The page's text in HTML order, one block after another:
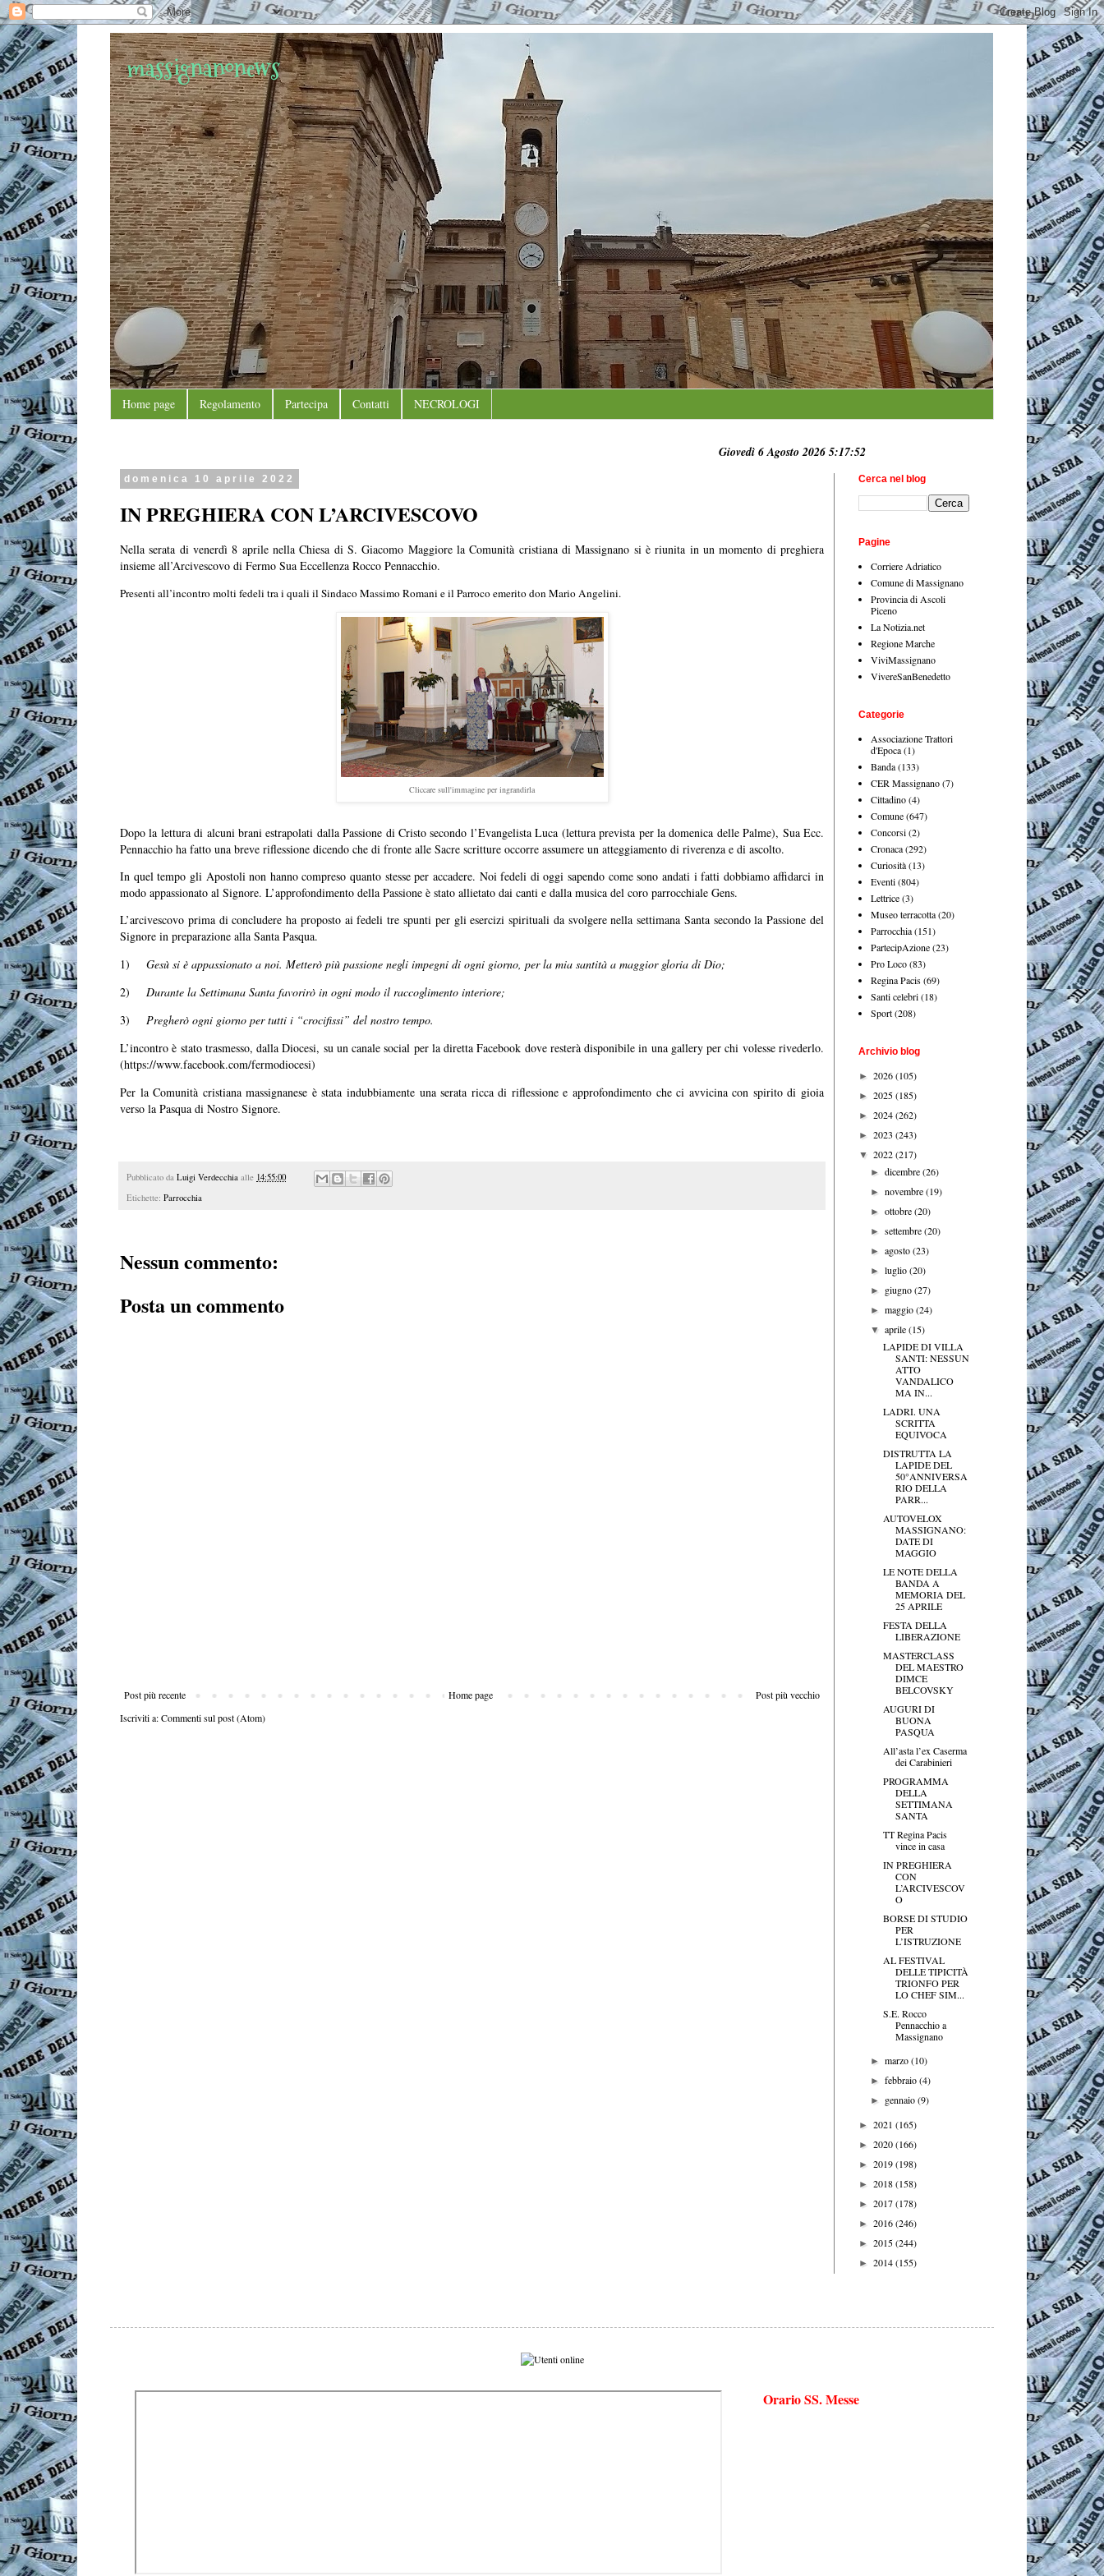
massignanonews
Home page Regolamento Partecipa Contatti NECROLOGI
Giovedì 6 Agosto 2026 5:17:53
domenica 10 aprile 2022
IN PREGHIERA CON L’ARCIVESCOVO
Nella serata di venerdì 8 aprile nella Chiesa di S. Giacomo Maggiore la Comunità cristiana di Massignano si è riunita in un momento di preghiera
insieme all’Arcivescovo di Fermo Sua Eccellenza Rocco Pennacchio.
Presenti all’incontro molti fedeli tra i quali il Sindaco Massimo Romani e il Parroco emerito don Mario Angelini.
Cliccare sull'immagine per ingrandirla
Dopo la lettura di alcuni brani estrapolati dalla Passione di Cristo secondo l’Evangelista Luca (lettura prevista per la domenica delle Palme), Sua Ecc.
Pennacchio ha fatto una breve riflessione dicendo che di fronte alle Sacre scritture occorre assumere un atteggiamento di riverenza e di ascolto.
In quel tempo gli Apostoli non hanno compreso quanto stesse per accadere. Noi fedeli di oggi sapendo come sono andati i fatti dobbiamo affidarci in
modo appassionato al Signore. L’approfondimento della Passione è stato allietato dai canti e dalla musica del coro parrocchiale Gens.
L’arcivescovo prima di concludere ha proposto ai fedeli tre spunti per gli esercizi spirituali da svolgere nella settimana Santa secondo la Passione del
Signore in preparazione alla Santa Pasqua.
1)
Gesù si è appassionato a noi. Metterò più passione negli impegni di ogni giorno, per la mia santità a maggior gloria di Dio;
2)
Durante la Settimana Santa favorirò in ogni modo il raccoglimento interiore;
3)
Pregherò ogni giorno per tutti i “crocifissi” del nostro tempo.
L’incontro è stato trasmesso, dalla Diocesi, su un canale social per la diretta Facebook dove resterà disponibile in una gallery per chi volesse rivederlo.
(https://www.facebook.com/fermodiocesi)
Per la Comunità cristiana massignanese è stata indubbiamente una serata ricca di riflessione e approfondimento che ci avvicina con spirito di gioia
verso la Pasqua di Nostro Signore.
Pubblicato da Luigi Verdecchia alle 14:55:00
Etichette: Parrocchia
Nessun commento:
Posta un commento
Post più recente Post più vecchio
Home page
Iscriviti a:Commenti sul post (Atom)
Cerca nel blog
Pagine
Corriere Adriatico
Comune di Massignano
Provincia di Ascoli
Piceno
La Notizia.net
Regione Marche
ViviMassignano
VivereSanBenedetto
Categorie
Associazione Trattori
d'Epoca(1)
Banda(133)
CER Massignano(7)
Cittadino(4)
Comune(647)
Concorsi(2)
Cronaca(292)
Curiosità(13)
Eventi(804)
Lettrice(3)
Museo terracotta(20)
Parrocchia(151)
PartecipAzione(23)
Pro Loco(83)
Regina Pacis(69)
Santi celebri(18)
Sport(208)
Archivio blog
► 2026(105)
► 2025(185)
► 2024(262)
► 2023 (243)
▼ 2022(217)
►dicembre(26)
►novembre(19)
►ottobre(20)
►settembre(20)
►agosto(23)
►luglio(20)
► giugno(27)
►maggio(24)
▼aprile(15)
LAPIDE DI VILLA
SANTI: NESSUN
ATTO
VANDALICO
MA IN...
LADRI. UNA
SCRITTA
EQUIVOCA
DISTRUTTA LA
LAPIDE DEL
50°ANNIVERSA
RIO DELLA
PARR...
AUTOVELOX
MASSIGNANO:
DATE DI
MAGGIO
LE NOTE DELLA
BANDA A
MEMORIA DEL
25 APRILE
FESTA DELLA
LIBERAZIONE
MASTERCLASS
DEL MAESTRO
DIMCE
BELCOVSKY
AUGURI DI
BUONA
PASQUA
All’asta l’ex Caserma
dei Carabinieri
PROGRAMMA
DELLA
SETTIMANA
SANTA
TT Regina Pacis
vince in casa
IN PREGHIERA
CON
L’ARCIVESCOV
O
BORSE DI STUDIO
PER
L’ISTRUZIONE
AL FESTIVAL
DELLE TIPICITÀ
TRIONFO PER
LO CHEF SIM...
S.E. Rocco
Pennacchio a
Massignano
►marzo(10)
►febbraio(4)
► gennaio(9)
► 2021 (165)
► 2020(166)
► 2019(198)
► 2018(158)
► 2017(178)
► 2016(246)
► 2015(244)
► 2014(155)
Orario SS. Messe